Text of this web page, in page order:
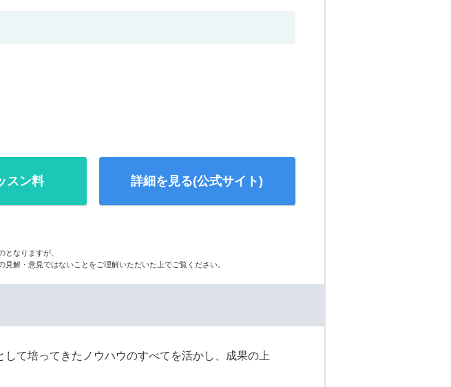
スン料 詳細を見る(公式サイト)
なりますが、
解・意見ではないことをご理解いただいた上でご覧ください。
て培ってきたノウハウのすべてを活かし、成果の上